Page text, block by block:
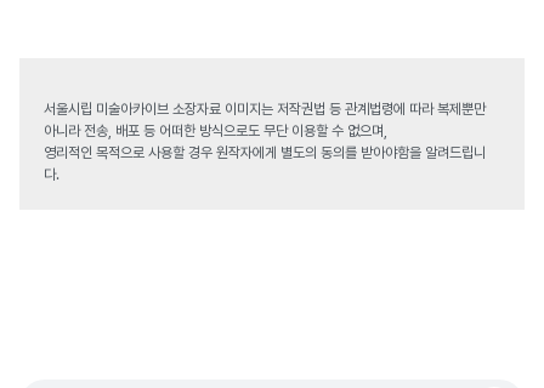
서울시립 미술아카이브 소장자료 이미지는 저작권법 등 관계법령에 따라 복제뿐만
아니라 전송, 배포 등 어떠한 방식으로도 무단 이용할 수 없으며,
영리적인 목적으로 사용할 경우 원작자에게 별도의 동의를 받아야함을 알려드립니
다.